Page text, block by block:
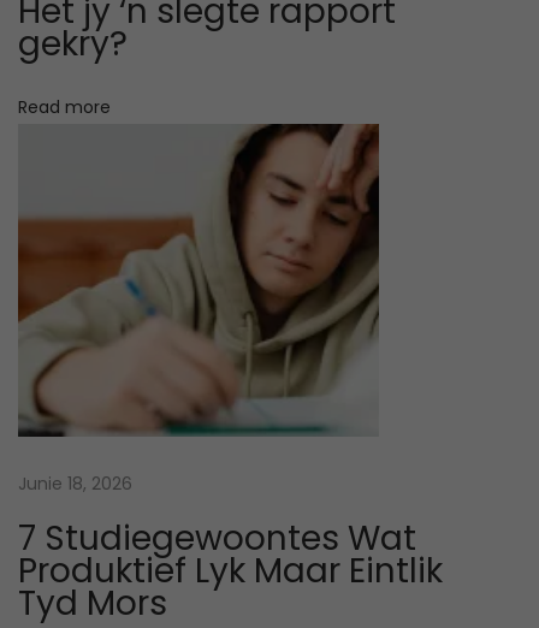
7
i
S
v
n
M
a
Het jy ‘n slegte rapport
gekry?
Read more
Junie 18, 2026
7 Studiegewoontes Wat
Produktief Lyk Maar Eintlik
Tyd Mors